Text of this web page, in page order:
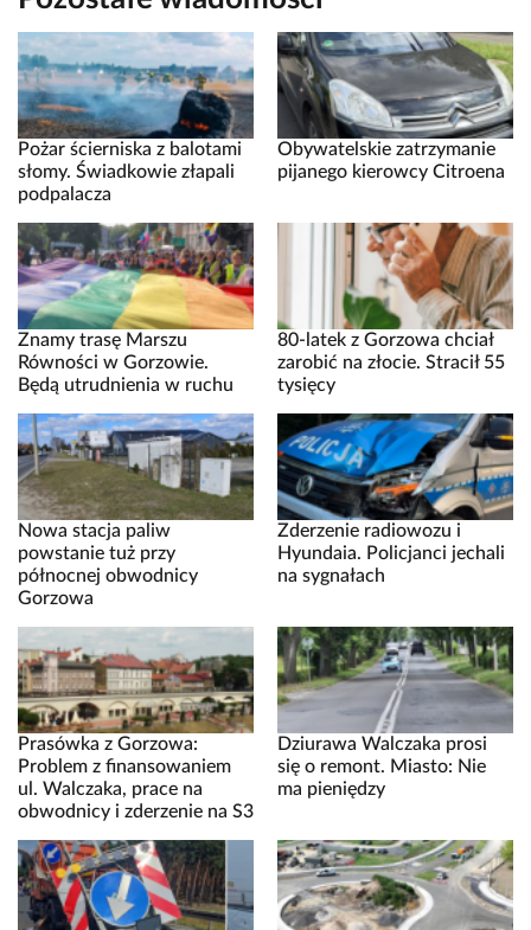
Pożar ścierniska z balotami
słomy. Świadkowie złapali
podpalacza
Obywatelskie zatrzymanie
pijanego kierowcy Citroena
Znamy trasę Marszu
Równości w Gorzowie.
Będą utrudnienia w ruchu
80-latek z Gorzowa chciał
zarobić na złocie. Stracił 55
tysięcy
Nowa stacja paliw
powstanie tuż przy
północnej obwodnicy
Gorzowa
Zderzenie radiowozu i
Hyundaia. Policjanci jechali
na sygnałach
Prasówka z Gorzowa:
Problem z finansowaniem
ul. Walczaka, prace na
obwodnicy i zderzenie na S3
Dziurawa Walczaka prosi
się o remont. Miasto: Nie
ma pieniędzy